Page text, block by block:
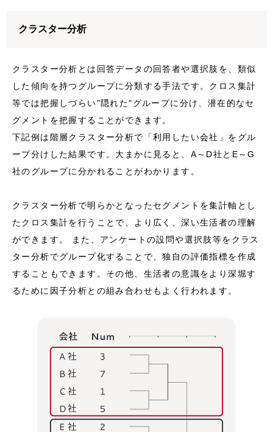
クラスター分析
クラスター分析とは回答データの回答者や選択肢を、類似
した傾向を持つグループに分類する手法です。クロス集計
等では把握しづらい"隠れた"グループに分け、潜在的なセ
グメントを把握することができます。
下記例は階層クラスター分析で「利用したい会社」をグル
ープ分けした結果です。大まかに見ると、A～D社とE～G
社のグループに分かれることがわかります。
クラスター分析で明らかとなったセグメントを集計軸とし
たクロス集計を行うことで、より広く、深い生活者の理解
ができます。 また、アンケートの設問や選択肢等をクラス
ター分析でグループ化することで、独自の評価指標を作成
することもできます。その他、生活者の意識をより深堀す
るために因子分析との組み合わせもよく行われます。